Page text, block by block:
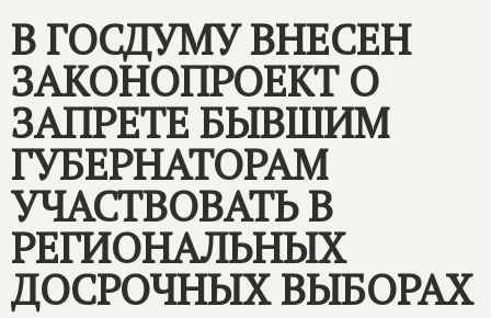
Контакты
В ГОСДУМУ ВНЕСЕН
ЗАКОНОПРОЕКТ О
ЗАПРЕТЕ БЫВШИМ
ГУБЕРНАТОРАМ
УЧАСТВОВАТЬ В
РЕГИОНАЛЬНЫХ
ДОСРОЧНЫХ ВЫБОРАХ